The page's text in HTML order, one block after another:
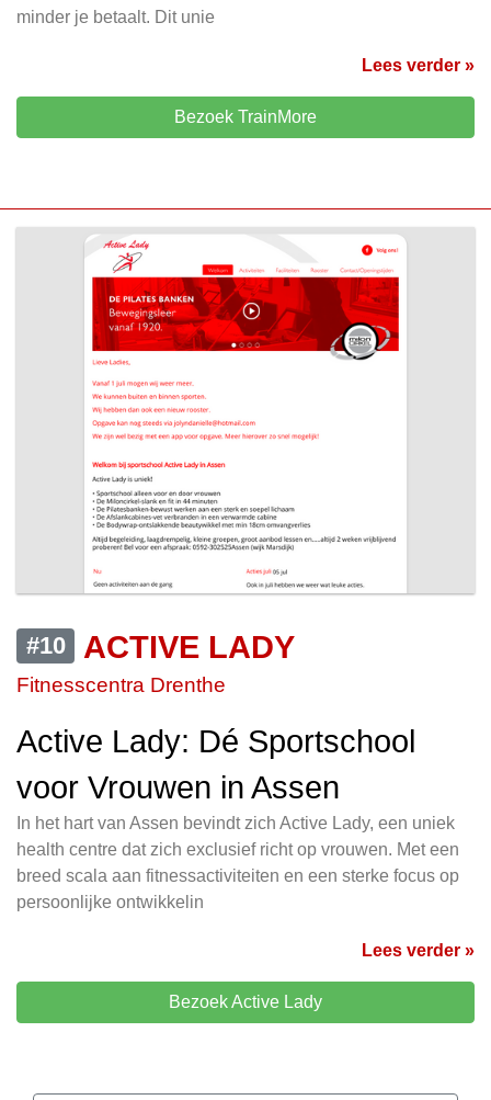
minder je betaalt. Dit unie
Lees verder »
Bezoek TrainMore
#10 ACTIVE LADY
Fitnesscentra Drenthe
Active Lady: Dé Sportschool
voor Vrouwen in Assen
In het hart van Assen bevindt zich Active Lady, een uniek
health centre dat zich exclusief richt op vrouwen. Met een
breed scala aan fitnessactiviteiten en een sterke focus op
persoonlijke ontwikkelin
Lees verder »
Bezoek Active Lady